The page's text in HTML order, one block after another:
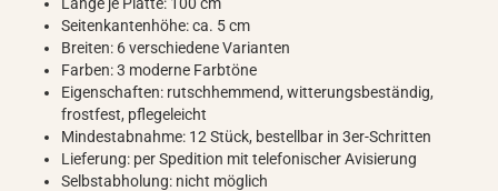
Seitenkantenhöhe: ca. 5 cm
Breiten: 6 verschiedene Varianten
Farben: 3 moderne Farbtöne
Eigenschaften: rutschhemmend, witterungsbeständig,
frostfest, pflegeleicht
Mindestabnahme: 12 Stück, bestellbar in 3er-Schritten
Lieferung: per Spedition mit telefonischer Avisierung
Selbstabholung: nicht möglich